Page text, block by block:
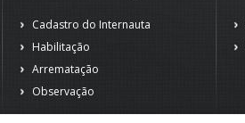
Cadastro do Internauta
Habilitação
Arrematação
Observação